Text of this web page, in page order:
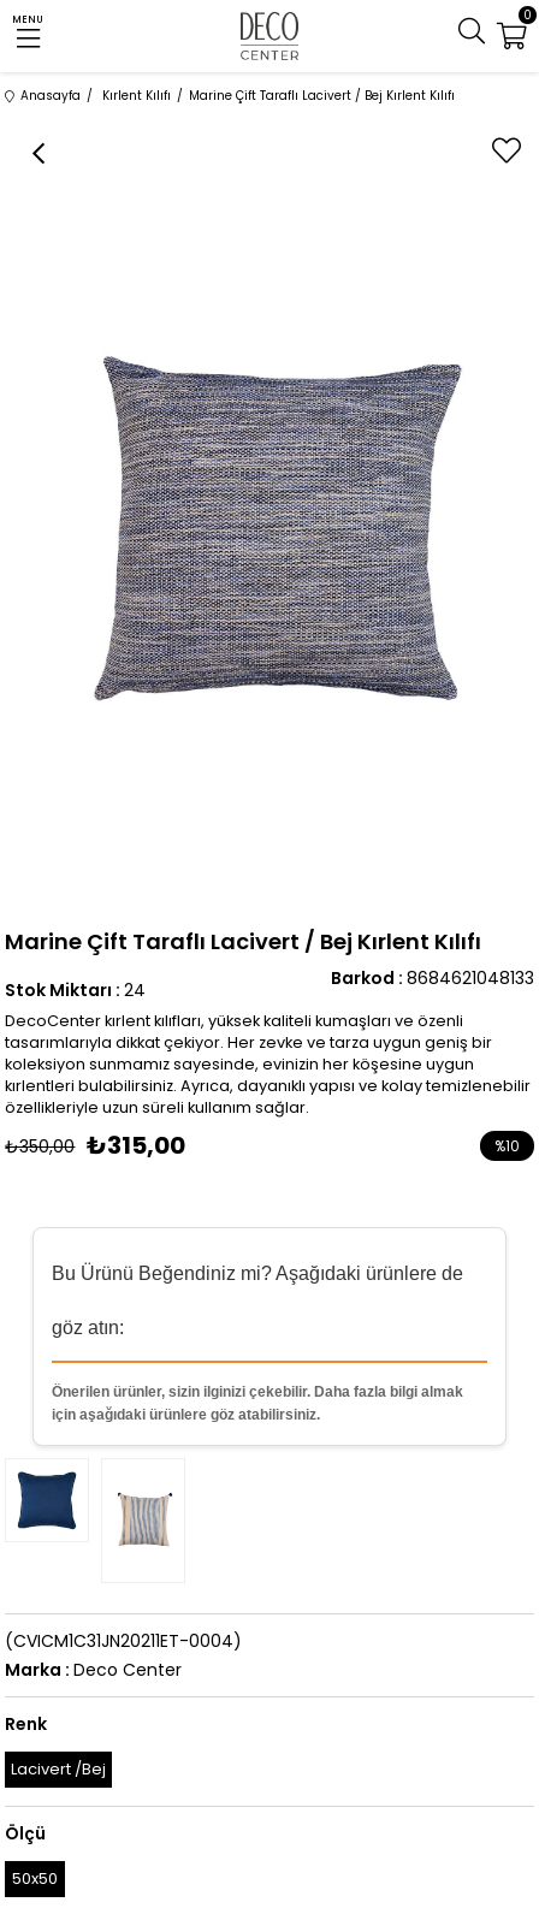
MENU 0
Anasayfa Kırlent Kılıfı Marine Çift Taraflı Lacivert / Bej Kırlent Kılıfı
Marine Çift Taraflı Lacivert / Bej Kırlent Kılıfı
Barkod : 8684621048133
Stok Miktarı : 24
DecoCenter kırlent kılıfları, yüksek kaliteli kumaşları ve özenli
tasarımlarıyla dikkat çekiyor. Her zevke ve tarza uygun geniş bir
koleksiyon sunmamız sayesinde, evinizin her köşesine uygun
kırlentleri bulabilirsiniz. Ayrıca, dayanıklı yapısı ve kolay temizlenebilir
özellikleriyle uzun süreli kullanım sağlar.
₺350,00 ₺315,00 %10
Bu Ürünü Beğendiniz mi? Aşağıdaki ürünlere de
göz atın:
Önerilen ürünler, sizin ilginizi çekebilir. Daha fazla bilgi almak
için aşağıdaki ürünlere göz atabilirsiniz.
(CVICM1C31JN20211ET-0004)
Marka : Deco Center
Renk
Lacivert /Bej
Ölçü
50x50